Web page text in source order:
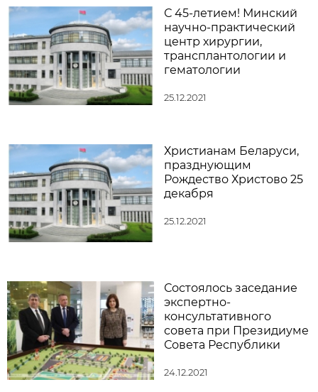
С 45-летием! Минский
научно-практический
центр хирургии,
трансплантологии и
гематологии
25.12.2021
Христианам Беларуси,
празднующим
Рождество Христово 25
декабря
25.12.2021
Состоялось заседание
экспертно-
консультативного
совета при Президиуме
Совета Республики
24.12.2021